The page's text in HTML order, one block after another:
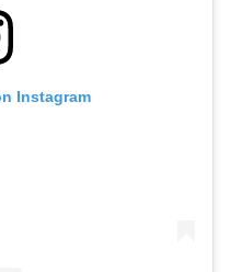
Instagram